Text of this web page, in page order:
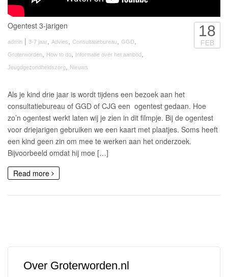
Ogentest 3-jarigen
admin | 3-7 jaar, Advies, Consultatiebureau, GGD,
Groterworden, How to do, Informatie over het aanbod ,
Jeugdgezondheidszorg, Nieuws
18
FEB
Als je kind drie jaar is wordt tijdens een bezoek aan het
consultatiebureau of GGD of CJG een ogentest gedaan. Hoe
zo’n ogentest werkt laten wij je zien in dit filmpje. Bij de ogentest
voor driejarigen gebruiken we een kaart met plaatjes. Soms heeft
een kind geen zin om mee te werken aan het onderzoek.
Bijvoorbeeld omdat hij moe […]
Read more
Over Groterworden.nl